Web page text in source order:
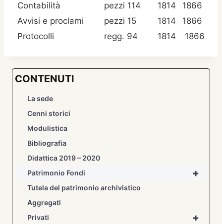
Contabilità
pezzi 114 1814
1866
Avvisi e proclami
pezzi 15 1814
1866
Protocolli
regg. 94 1814 1866
CONTENUTI
La sede
Cenni storici
Modulistica
Bibliografia
Didattica 2019 – 2020
+
Patrimonio Fondi
Tutela del patrimonio archivistico
Aggregati
+
Privati